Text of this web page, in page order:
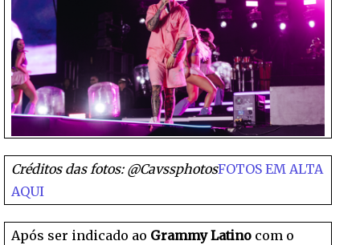
Créditos das fotos: @CavssphotosFOTOS EM ALTA
AQUI
Após ser indicado ao Grammy Latino com o